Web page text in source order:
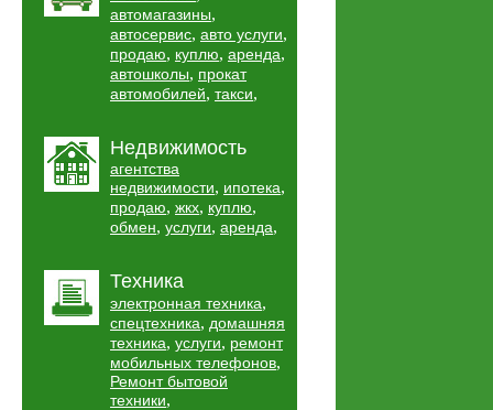
автомагазины,
автосервис, авто услуги,
продаю, куплю, аренда,
автошколы, прокат
автомобилей, такси,
Недвижимость
агентства
недвижимости, ипотека,
продаю, жкх, куплю,
обмен, услуги, аренда,
Техника
электронная техника,
спецтехника, домашняя
техника, услуги, ремонт
мобильных телефонов,
Ремонт бытовой
техники,